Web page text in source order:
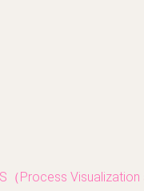
（Process